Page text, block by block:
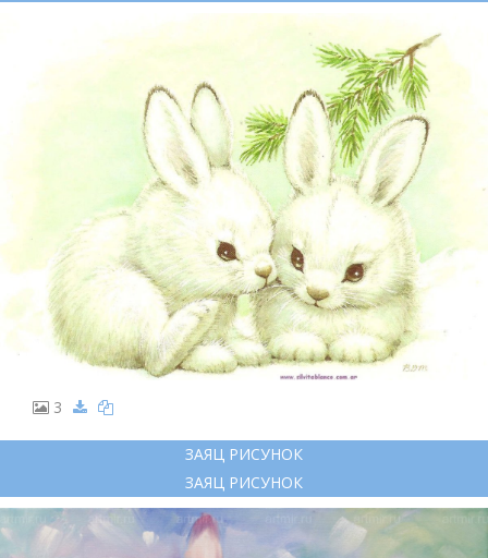
3
ЗАЯЦ РИСУНОК
ЗАЯЦ РИСУНОК